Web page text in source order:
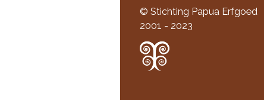
© Stichting Papua Erfgoed
2001 - 2023